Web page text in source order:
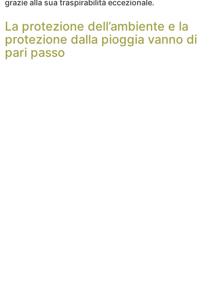
grazie alla sua traspirabilità eccezionale.
La protezione dell’ambiente e la
protezione dalla pioggia vanno di
pari passo